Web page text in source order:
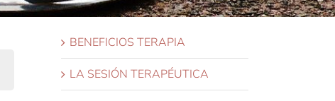
BENEFICIOS TERAPIA
LA SESIÓN TERAPÉUTICA